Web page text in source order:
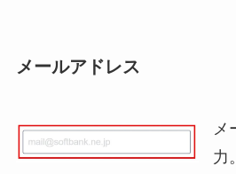
メールアドレス
メ
力。